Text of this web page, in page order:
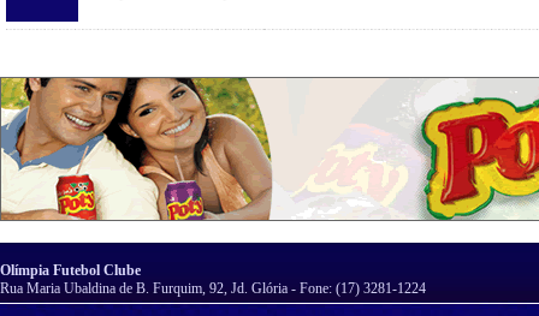
Olímpia Futebol Clube
Rua Maria Ubaldina de B. Furquim, 92, Jd. Glória - Fone: (17) 3281-1224